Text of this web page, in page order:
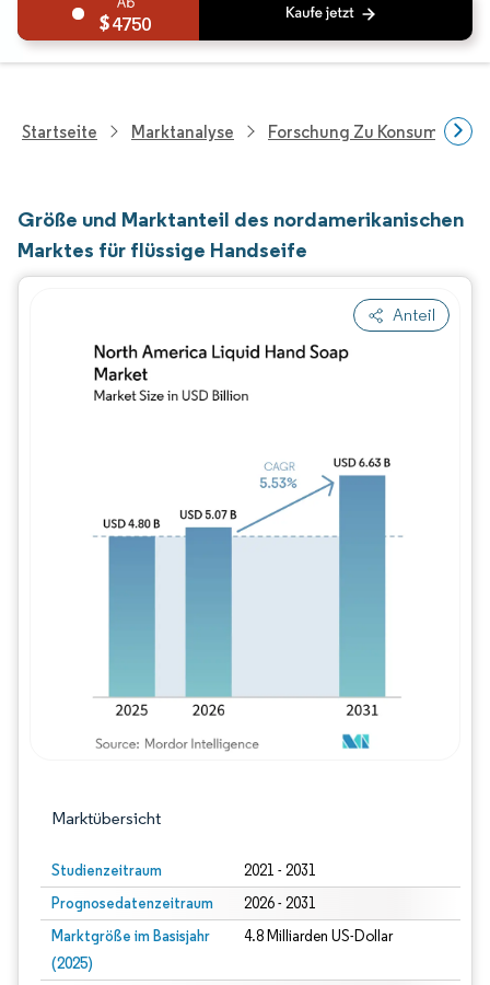
4750
Startseite Marktanalyse Forschung Zu
Größe und Marktanteil des nordamerikanischen
Marktes für flüssige Handseife
Anteil
Marktübersicht
Studienzeitraum 2021 - 2031
Prognosedatenzeitraum 2026 - 2031
Marktgröße im Basisjahr
(2025)
4.8 Milliarden US-Dollar